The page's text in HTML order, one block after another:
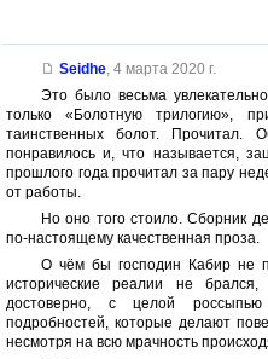
Seidhe, 4 марта 2020 г.
Это было весьма
только «Болотную трилогию»,
таинственных болот. Прочитал.
понравилось и, что называется,
прошлого года прочитал за пару
от работы.
Но оно того стоило. Сборник
по-настоящему качественная проза.
О чём бы господин Кабир не
исторические реалии не
достоверно, с целой
подробностей, которые делают
несмотря на всю мрачность